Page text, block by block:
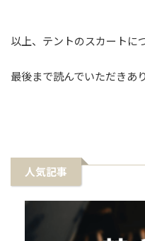
以上、テントのスカートに
最後まで読んでいただきあ
人気記事